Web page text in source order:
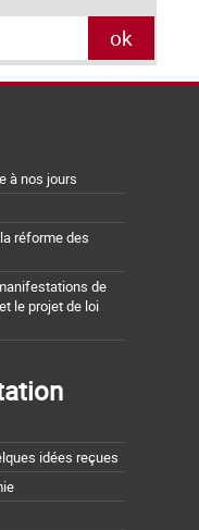
à nos jours
réforme des
de
le projet de loi
idées reçues